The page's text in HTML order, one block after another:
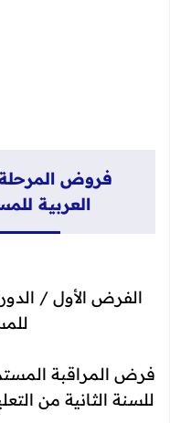
فروض المرحلة
العربية
الفرض الأول /
للسنة الثانية من